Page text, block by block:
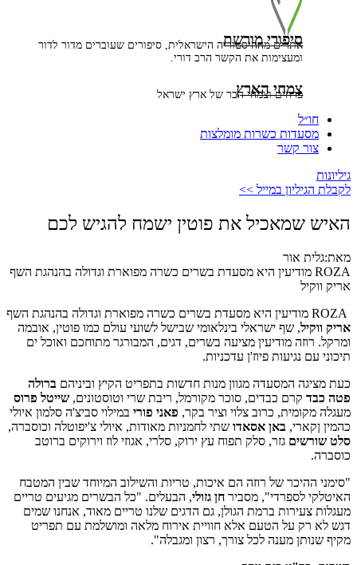
סיפורי מורשת
אתרים מההיסטוריה הישראלית, סיפורים שעוברים מדור לדור
ומעצימות את הקשר הרב דורי.
צמחי הארץ
פרחים וצמחי הבר של ארץ ישראל
חו״ל
מסעדות כשרות מומלצות
צור קשר
גיליונות
לקבלת הגיליון במייל >>
האיש שמאכיל את פוטין ישמח להגיש לכם
מאת:גלית אור
ROZA מודיעין היא מסעדת בשרים כשרה מפוארת וגדולה בהנהגת השף
אריק ווקיל
ROZA מודיעין היא מסעדת בשרים כשרה מפוארת וגדולה בהנהגת השף
אריק ווקיל, שף ישראלי בינלאומי שבישל לשועי עולם כמו פוטין, אובמה
ומרקל. רוזה מודיעין מציעה בשרים, דגים, המבורגר מתוחכם ואוכל ים
תיכוני עם נגיעות פיוז'ן עדכניות.
כעת מציגה המסעדה מגוון מנות חדשות בתפריט הקיץ וביניהם ברולה
פטה כבד קרם כבדים, סוכר מקורמל, ריבת שרי וטוסטונים, שייטל פרוס
מעגלה מקומית, כרוב צלוי וציר בקר, פאני פורי במילוי סביצ'ה סלמון איולי
כהמין ןקארי, באן אסאדו שתי לחמניות מאודות, איולי צ'יפוטלה וכוסברה,
סלט שורשים גזר, סלק תפוח עץ ירוק, סלרי, אגוזי לוז וירוקים ברוטב
כוסברה.
"סימני ההיכר של רוזה הם איכות, טריות והשילוב המיוחד שבין המטבח
האיטלקי לספרדי", מסביר חן גזולי, הבעלים. "כל הבשרים מגיעים טריים
מעגלות צעירות ברמת הגולן, גם הדגים שלנו טריים מאוד, אנחנו שמים
דגש לא רק על הטעם אלא חוויית אירוח מלאה ומושלמת עם תפריט
מקיף שנותן מענה לכל צורך, רצון ומגבלה".